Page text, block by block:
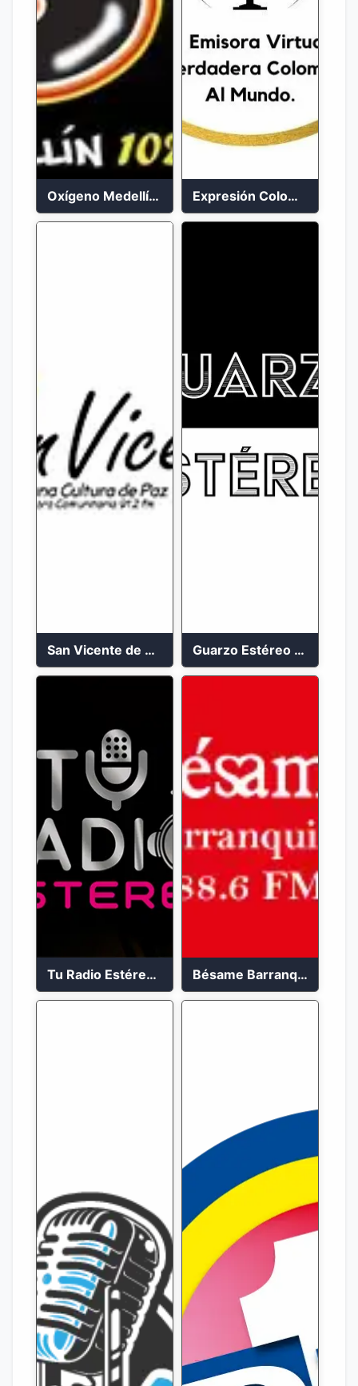
Oxígeno Medellín 90.9 FM en vivo Expresión Colombia Radio en vivo 24/7
San Vicente de Chucuri 91.2 FM Guarzo Estéreo 24/7
Tu Radio Estéreo 24/7 Bésame Barranquilla en vivo 88.6 FM